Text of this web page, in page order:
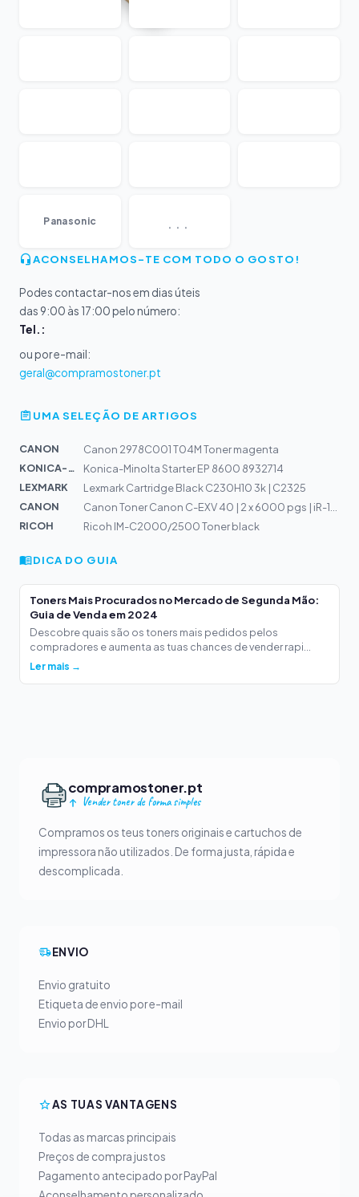
Panasonic ...
ACONSELHAMOS-TE COM TODO O GOSTO!
Podes contactar-nos em dias úteis
das 9:00 às 17:00 pelo número:
Tel.:
ou por e-mail:
geral@compramostoner.pt
UMA SELEÇÃO DE ARTIGOS
CANON
Canon 2978C001 T04M Toner magenta
KONICA-MIN...
Konica-Minolta Starter EP 8600 8932714
LEXMARK
Lexmark Cartridge Black C230H10 3k | C2325
CANON
RICOH
Ricoh IM-C2000/2500 Toner black
DICA DO GUIA
Toners Mais Procurados no Mercado de Segunda Mão:
Guia de Venda em 2024
Descobre quais são os toners mais pedidos pelos
compradores e aumenta as tuas chances de vender rapi...
Ler mais →
compramostoner.pt
Vender toner de forma simples
Compramos os teus toners originais e cartuchos de
impressora não utilizados. De forma justa, rápida e
descomplicada.
ENVIO
Envio gratuito
Etiqueta de envio por e-mail
Envio por DHL
AS TUAS VANTAGENS
Todas as marcas principais
Preços de compra justos
Pagamento antecipado por PayPal